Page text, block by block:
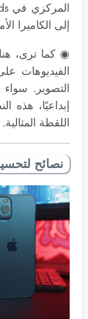
إلى الكاميرا
◉ كما ترى،
الفيديوهات
التصوير.
إبداعيًا، هذه
اللقطة المثالية.
نصائح